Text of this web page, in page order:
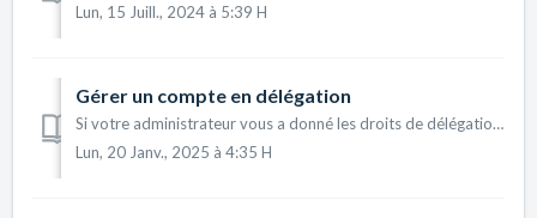
Lun, 15 Juill., 2024 à 5:39 H
Gérer un compte en délégation
Si votre administrateur vous a donné les droits de délégation pour gérer le compte d'un autre utilisateur, vous pouvez accédez à son planning depuis ...
Lun, 20 Janv., 2025 à 4:35 H